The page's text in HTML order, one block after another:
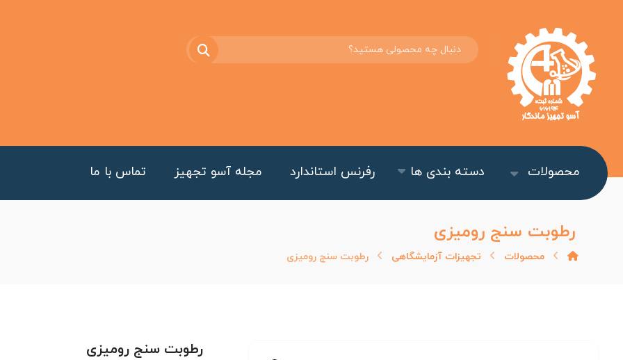
محصولات دسته بندی ها رفرنس استاندارد مجله آسو تجهیز تماس با ما
رطوبت سنج رومیزی
محصولات تجهیزات آزمایشگاهی رطوبت سنج رومیزی
رطوبت سنج رومیزی